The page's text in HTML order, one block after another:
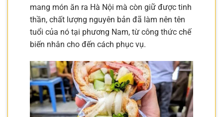
mang món ăn ra Hà Nội mà còn giữ được tinh
thần, chất lượng nguyên bản đã làm nên tên
tuổi của nó tại phương Nam, từ công thức chế
biến nhân cho đến cách phục vụ.